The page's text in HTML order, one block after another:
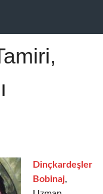
Dinçkardeşler
Bobinaj,